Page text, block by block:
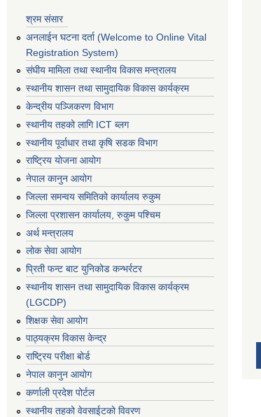
श्रम संसार
अनलाईन घटना दर्ता (Welcome to Online Vital
Registration System)
संघीय मामिला तथा स्थानीय विकास मन्त्रालय
स्थानीय शासन तथा सामुदायिक विकास कार्यक्रम
केन्द्रीय पञ्जिकरण विभाग
स्थानीय तहको लागि ICT ब्लग
स्थानीय पूर्वाधार तथा कृषि सडक विभाग
राष्ट्रिय योजना आयोग
नेपाल कानुन आयोग
जिल्ला समन्वय समितिको कार्यालय रुकुम
जिल्ला प्रशासन कार्यालय, रुकुम पश्चिम
अर्थ मन्त्रालय
लोक सेवा आयोग
प्रिती फन्ट बाट युनिकोड कन्भर्रटर
स्थानीय शासन तथा सामुदायिक विकास कार्यक्रम
(LGCDP)
शिक्षक सेवा आयोग
पाठ्यक्रम विकास केन्द्र
राष्ट्रिय परीक्षा बोर्ड
नेपाल कानुन आयोग
कर्णाली प्रदेश पोर्टल
स्थानीय तहको वेवसाईटको विवरण